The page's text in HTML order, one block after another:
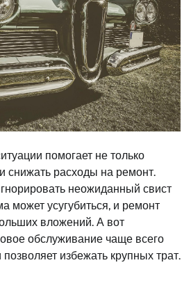
помогает не только
снижать расходы на ремонт.
неожиданный свист
может усугубиться, и ремонт
вложений. А вот
обслуживание чаще всего
избежать крупных трат.